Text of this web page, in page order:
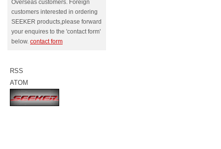
Overseas customers. Foreign
customers interested in ordering
SEEKER products,please forward
your enquires to the 'contact form'
below. contact form
RSS
ATOM